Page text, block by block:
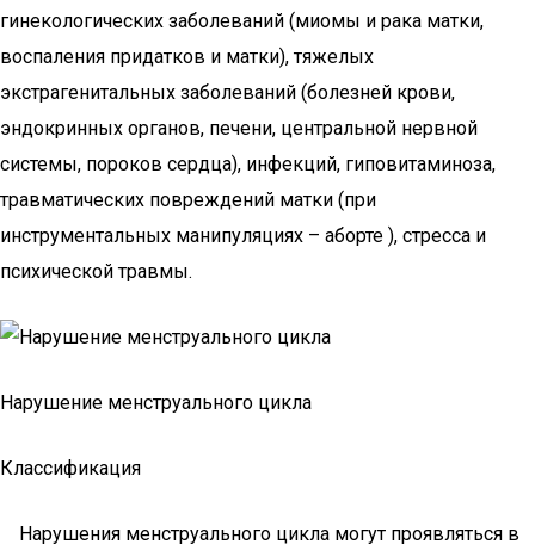
гинекологических заболеваний (миомы и рака матки,
воспаления придатков и матки), тяжелых
экстрагенитальных заболеваний (болезней крови,
эндокринных органов, печени, центральной нервной
системы, пороков сердца), инфекций, гиповитаминоза,
травматических повреждений матки (при
инструментальных манипуляциях – аборте ), стресса и
психической травмы.
Нарушение менструального цикла
Классификация
Нарушения менструального цикла могут проявляться в